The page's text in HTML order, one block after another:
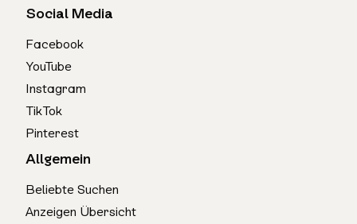
Social Media
Facebook
YouTube
Instagram
TikTok
Pinterest
Allgemein
Beliebte Suchen
Anzeigen Übersicht